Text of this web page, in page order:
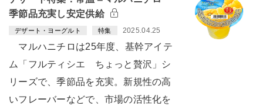
季節品充実し安定供給
デザート・ヨーグルト 特集 2025.04.25
マルハニチロは25年度、基幹アイテ
ム「フルティシエ ちょっと贅沢」シ
リーズで、季節品を充実。新規性の高
いフレーバーなどで、市場の活性化を